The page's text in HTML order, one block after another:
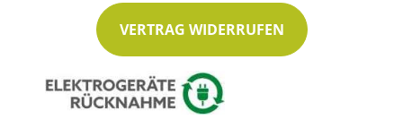
VERTRAG WIDERRUFEN